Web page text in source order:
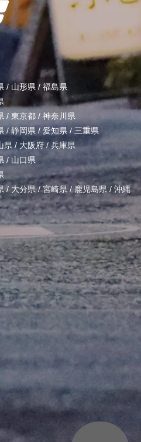
/ 山形県/ 福島県
/ 東京都 / 神奈川県
/ 静岡県 / 愛知県 / 三重県
県/ 大阪府 /兵庫県
/ 山口県
/ 大分県/宮崎県 /鹿児島県 / 沖縄